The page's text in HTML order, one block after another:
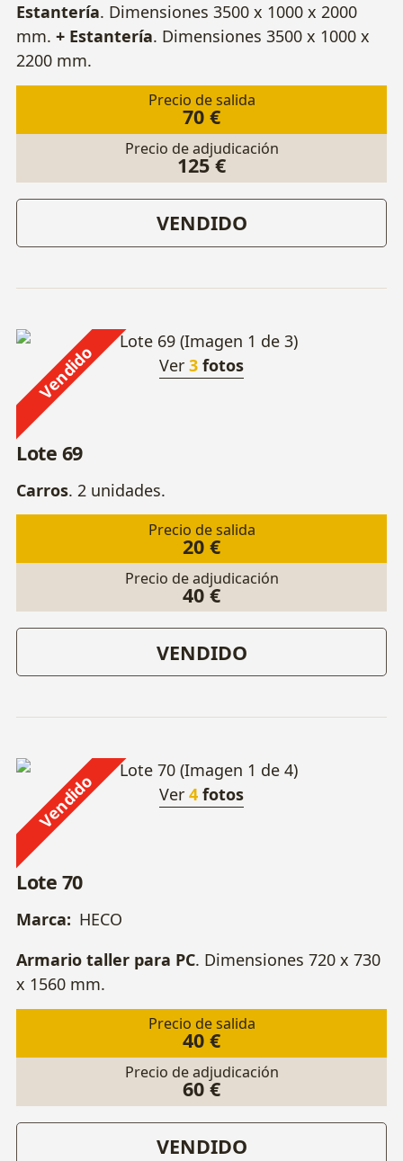
Estantería. Dimensiones 3500 x 1000 x 2000
mm. + Estantería. Dimensiones 3500 x 1000 x
2200 mm.
Precio de salida
70 €
Precio de adjudicación
125 €
VENDIDO
Vendido Ver 3 fotos
Lote 69
Carros. 2 unidades.
Precio de salida
20 €
Precio de adjudicación
40 €
VENDIDO
Vendido Ver 4 fotos
Lote 70
Marca: HECO
Armario taller para PC. Dimensiones 720 x 730
x 1560 mm.
Precio de salida
40 €
Precio de adjudicación
60 €
VENDIDO